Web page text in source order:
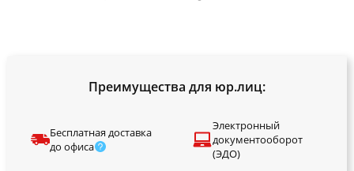
Преимущества для юр.лиц:
Бесплатная доставка
до офиса
Электронный
документооборот
(ЭДО)